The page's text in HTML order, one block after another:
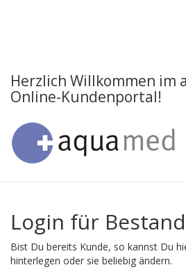
Herzlich Willkommen im
Online-Kundenportal!
Login für
Bist Du bereits Kunde, so kannst Du
hinterlegen oder sie beliebig ändern.